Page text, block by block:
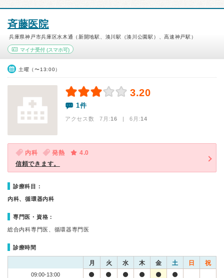
斉藤医院
兵庫県神戸市兵庫区水木通（新開地駅、湊川駅（湊川公園駅）、高速神戸駅）
マイナ受付 (スマホ可)
土曜（〜13:00）
3.20
1件
アクセス数 7月:16 | 6月:14
内科 発熱
4.0
信頼できます。
診療科目：
内科、循環器内科
専門医・資格：
総合内科専門医、循環器専門医
診療時間
月 火 水 木 金 土 日 祝
09:00-13:00